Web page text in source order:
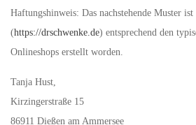
Haftungshinweis: Das nachstehende Muster
(https://drschwenke.de) entsprechend den
Onlineshops erstellt worden.
Tanja Hust,
Kirzingerstraße 15
86911 Dießen am Ammersee